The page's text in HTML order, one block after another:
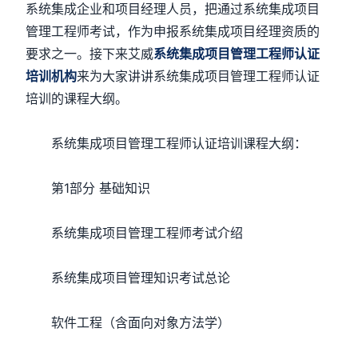
系统集成企业和项目经理人员，把通过系统集成项目
管理工程师考试，作为申报系统集成项目经理资质的
要求之一。接下来艾威系统集成项目管理工程师认证
培训机构来为大家讲讲系统集成项目管理工程师认证
培训的课程大纲。
系统集成项目管理工程师认证培训课程大纲：
第1部分 基础知识
系统集成项目管理工程师考试介绍
系统集成项目管理知识考试总论
软件工程（含面向对象方法学）